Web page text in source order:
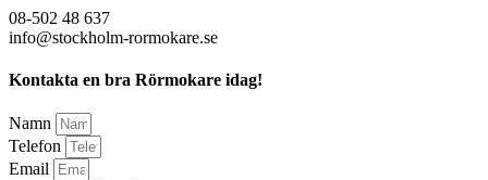
08-502 48 637
info@stockholm-rormokare.se
Kontakta en bra Rörmokare idag!
Namn
Telefon
Email